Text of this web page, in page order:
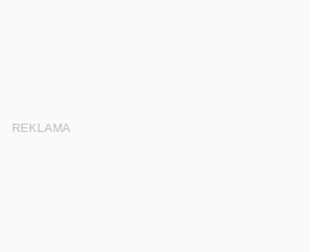
REKLAMA